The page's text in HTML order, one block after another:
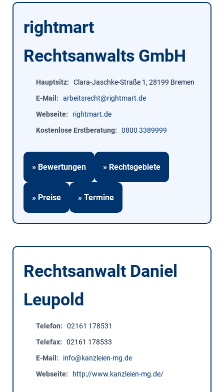
rightmart
Rechtsanwalts GmbH
Hauptsitz
Clara-Jaschke-Straße 1, 28199 Bremen
E-Mail
arbeitsrecht@rightmart.de
Webseite
rightmart.de
Kostenlose Erstberatung
0800 3389999
» Bewertungen » Rechtsgebiete
» Preise » Termine
Rechtsanwalt Daniel
Leupold
Telefon
02161 178531
Telefax
02161 178533
E-Mail
info@kanzleien-mg.de
Webseite
http://www.kanzleien-mg.de/